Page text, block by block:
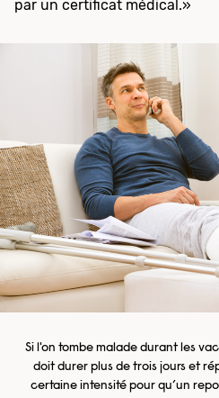
Si l'on tombe malade durant les
doit durer plus de trois jours et
certaine intensité pour qu’un
par un certificat médical.»